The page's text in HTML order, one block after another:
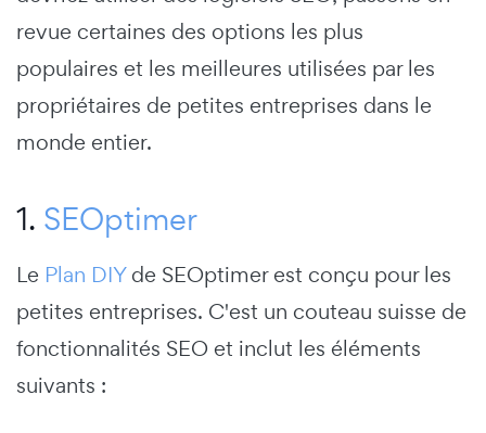
revue certaines des options les plus
populaires et les meilleures utilisées par les
propriétaires de petites entreprises dans le
monde entier.
1. SEOptimer
Le Plan DIYde SEOptimer est conçu pour les
petites entreprises. C'est un couteau suisse de
fonctionnalités SEO et inclut les éléments
suivants :